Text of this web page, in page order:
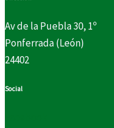
Av de la Puebla 30, 1º
Ponferrada (León)
24402
Social